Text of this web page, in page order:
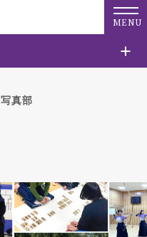
MENU
写真部